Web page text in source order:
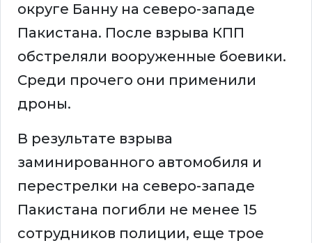
округе Банну на северо-западе
Пакистана. После взрыва КПП
обстреляли вооруженные боевики.
Среди прочего они применили
дроны.
В результате взрыва
заминированного автомобиля и
перестрелки на северо-западе
Пакистана погибли не менее 15
сотрудников полиции, еще трое